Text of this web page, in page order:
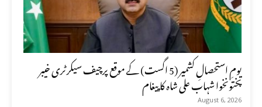
یومِ استحصالِ کشمیر (5 اگست) کے موقع پرچیف سیکرٹری خیبر
پختونخوا شہاب علی شاہ کا پیغام
August 6, 2026